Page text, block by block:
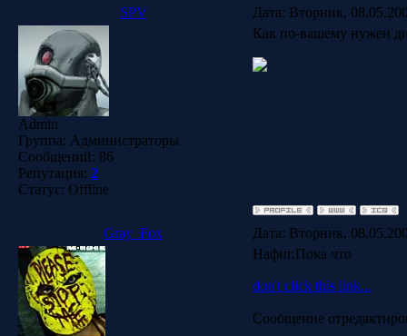
SPV
Дата: Вторник,
Admin
Группа: Администраторы
Сообщений: 86
Репутация: 2
Статус: Offline
Как по-вашему нужен ди
Gray_Fox Дата: Вторник,
Нафиг.Пока что
don't click this link...
Сообщение